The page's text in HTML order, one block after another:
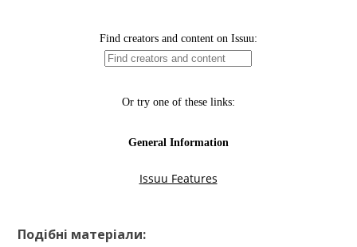
zoshyt&pageLayout=singlePage&u=kreidaros
Подібні матеріали: